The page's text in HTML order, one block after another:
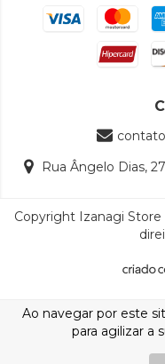
Ao navegar por este
para agilizar a
Rua Ângelo Dias,
Copyright Izanagi Store